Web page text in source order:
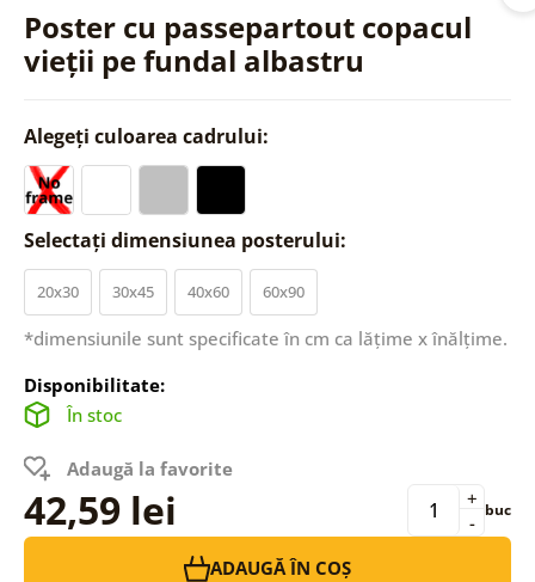
Poster cu passepartout copacul
vieții pe fundal albastru
Alegeți culoarea cadrului:
Selectați dimensiunea posterului:
20x30 30x45 40x60 60x90
*dimensiunile sunt specificate în cm ca lățime x înălțime.
Disponibilitate:
În stoc
Adaugă la favorite
42,59 lei -
+ buc
ADAUGĂ ÎN COȘ